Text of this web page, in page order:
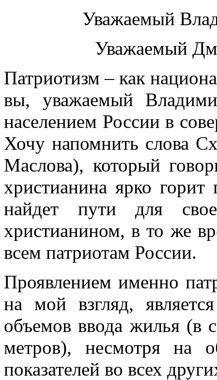
Уважаемый
Уважаемый
Патриотизм – как
вы, уважаемый
населением России в
Хочу напомнить слова
Маслова), который
христианина ярко горит
найдет пути для
христианином, в то же
всем патриотам России.
Проявлением именно
на мой взгляд,
объемов ввода жилья (в
метров), несмотря на
показателей во всех